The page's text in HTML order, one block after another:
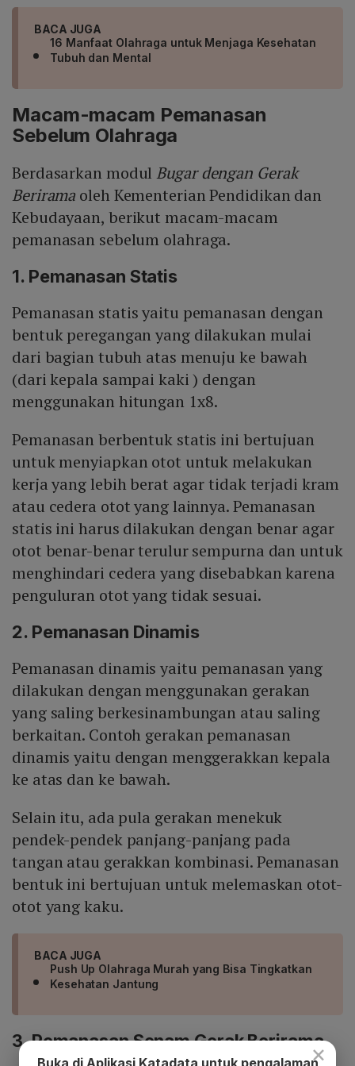
BACA JUGA
16 Manfaat Olahraga untuk Menjaga Kesehatan
Tubuh dan Mental
Macam-macam Pemanasan
Sebelum Olahraga
Berdasarkan modul Bugar dengan Gerak
Berirama oleh Kementerian Pendidikan dan
Kebudayaan, berikut macam-macam
pemanasan sebelum olahraga.
1. Pemanasan Statis
Pemanasan statis yaitu pemanasan dengan
bentuk peregangan yang dilakukan mulai
dari bagian tubuh atas menuju ke bawah
(dari kepala sampai kaki ) dengan
menggunakan hitungan 1x8.
Pemanasan berbentuk statis ini bertujuan
untuk menyiapkan otot untuk melakukan
kerja yang lebih berat agar tidak terjadi kram
atau cedera otot yang lainnya. Pemanasan
statis ini harus dilakukan dengan benar agar
otot benar-benar terulur sempurna dan untuk
menghindari cedera yang disebabkan karena
penguluran otot yang tidak sesuai.
2. Pemanasan Dinamis
Pemanasan dinamis yaitu pemanasan yang
dilakukan dengan menggunakan gerakan
yang saling berkesinambungan atau saling
berkaitan. Contoh gerakan pemanasan
dinamis yaitu dengan menggerakkan kepala
ke atas dan ke bawah.
Selain itu, ada pula gerakan menekuk
pendek-pendek panjang-panjang pada
tangan atau gerakkan kombinasi. Pemanasan
bentuk ini bertujuan untuk melemaskan otot-
otot yang kaku.
BACA JUGA
Push Up Olahraga Murah yang Bisa Tingkatkan
Kesehatan Jantung
3. Pemanasan Senam Gerak Berirama
×
Buka di Aplikasi Katadata untuk pengalaman